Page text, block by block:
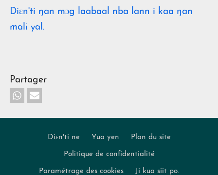
Diɛn'ti ŋan mɔg laabaal nba lann i kaa ŋan
mali yal.
Partager
Diɛn'ti ne Yua yen Plan du site
Politique de confidentialité
Paramétrage des cookies Ji kua siit po.